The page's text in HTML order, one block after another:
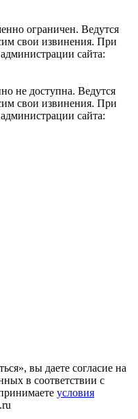
ограничен. Ведутся
свои извинения. При
сайта:
не доступна. Ведутся
свои извинения. При
сайта:
вы даете согласие на
в соответствии с
условия